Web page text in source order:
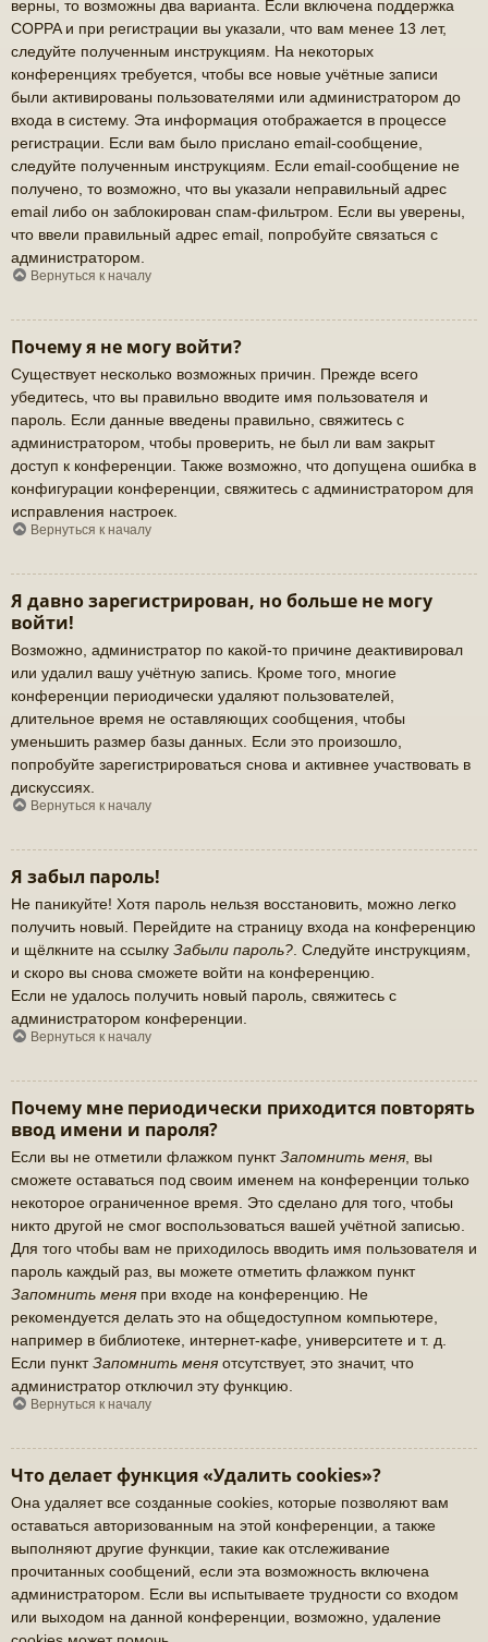
верны, то возможны два варианта. Если включена поддержка
COPPA и при регистрации вы указали, что вам менее 13 лет,
следуйте полученным инструкциям. На некоторых
конференциях требуется, чтобы все новые учётные записи
были активированы пользователями или администратором до
входа в систему. Эта информация отображается в процессе
регистрации. Если вам было прислано email-сообщение,
следуйте полученным инструкциям. Если email-сообщение не
получено, то возможно, что вы указали неправильный адрес
email либо он заблокирован спам-фильтром. Если вы уверены,
что ввели правильный адрес email, попробуйте связаться с
администратором.
Вернуться к началу
Почему я не могу войти?
Существует несколько возможных причин. Прежде всего
убедитесь, что вы правильно вводите имя пользователя и
пароль. Если данные введены правильно, свяжитесь с
администратором, чтобы проверить, не был ли вам закрыт
доступ к конференции. Также возможно, что допущена ошибка в
конфигурации конференции, свяжитесь с администратором для
исправления настроек.
Вернуться к началу
Я давно зарегистрирован, но больше не могу
войти!
Возможно, администратор по какой-то причине деактивировал
или удалил вашу учётную запись. Кроме того, многие
конференции периодически удаляют пользователей,
длительное время не оставляющих сообщения, чтобы
уменьшить размер базы данных. Если это произошло,
попробуйте зарегистрироваться снова и активнее участвовать в
дискуссиях.
Вернуться к началу
Я забыл пароль!
Не паникуйте! Хотя пароль нельзя восстановить, можно легко
получить новый. Перейдите на страницу входа на конференцию
и щёлкните на ссылку Забыли пароль? . Следуйте инструкциям,
и скоро вы снова сможете войти на конференцию.
Если не удалось получить новый пароль, свяжитесь с
администратором конференции.
Вернуться к началу
Почему мне периодически приходится повторять
ввод имени и пароля?
Если вы не отметили флажком пунктЗапомнить меня , вы
сможете оставаться под своим именем на конференции только
некоторое ограниченное время. Это сделано для того, чтобы
никто другой не смог воспользоваться вашей учётной записью.
Для того чтобы вам не приходилось вводить имя пользователя и
пароль каждый раз, вы можете отметить флажком пункт
Запомнить меня при входе на конференцию. Не
рекомендуется делать это на общедоступном компьютере,
например в библиотеке, интернет-кафе, университете и т. д.
Если пунктЗапомнить меня отсутствует, это значит, что
администратор отключил эту функцию.
Вернуться к началу
Что делает функция «Удалить cookies»?
Она удаляет все созданные cookies, которые позволяют вам
оставаться авторизованным на этой конференции, а также
выполняют другие функции, такие как отслеживание
прочитанных сообщений, если эта возможность включена
администратором. Если вы испытываете трудности со входом
или выходом на данной конференции, возможно, удаление